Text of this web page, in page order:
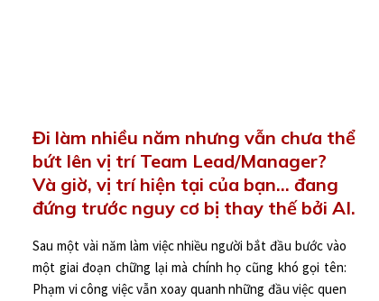
Sau một vài năm làm việc nhiều người bắt đầu bước vào
một giai đoạn chững lại mà chính họ cũng khó gọi tên:
Phạm vi công việc vẫn xoay quanh những đầu việc quen
Đi làm nhiều năm nhưng vẫn chưa thể
bứt lên vị trí Team Lead/Manager?
Và giờ, vị trí hiện tại của bạn… đang
đứng trước nguy cơ bị thay thế bởi AI.